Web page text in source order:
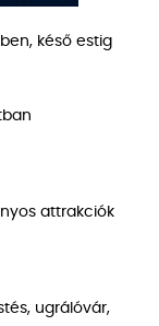
késő estig
attrakciók
ugrálóvár,